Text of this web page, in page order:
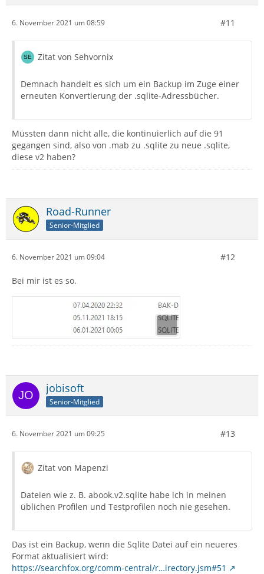
6. November 2021 um 08:59 #11
Zitat von Sehvornix
Demnach handelt es sich um ein Backup im Zuge einer
erneuten Konvertierung der .sqlite-Adressbücher.
Müssten dann nicht alle, die kontinuierlich auf die 91
gegangen sind, also von .mab zu .sqlite zu neue .sqlite,
diese v2 haben?
Road-Runner
Senior-Mitglied
6. November 2021 um 09:04 #12
Bei mir ist es so.
jobisoft
Senior-Mitglied
6. November 2021 um 09:25 #13
Zitat von Mapenzi
Dateien wie z. B. abook.v2.sqlite habe ich in meinen
üblichen Profilen und Testprofilen noch nie gesehen.
Das ist ein Backup, wenn die Sqlite Datei auf ein neueres
Format aktualisiert wird:
https://searchfox.org/comm-central/r…irectory.jsm#51